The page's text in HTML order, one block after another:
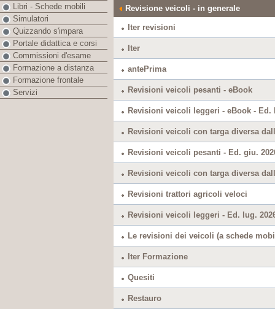
Revisione veicoli - in generale
Iter revisioni
Iter
antePrima
Revisioni veicoli pesanti - eBook
Revisioni veicoli leggeri - eBook - Ed.
Revisioni veicoli con targa diversa
Revisioni veicoli pesanti - Ed. giu.
Revisioni veicoli con targa diversa
Revisioni trattori agricoli veloci
Revisioni veicoli leggeri - Ed. lug.
Le revisioni dei veicoli (a schede
Iter Formazione
Quesiti
Restauro
Libri - Schede mobili
Simulatori
Quizzando s'impara
Portale didattica e corsi
Commissioni d'esame
Formazione a distanza
Formazione frontale
Servizi